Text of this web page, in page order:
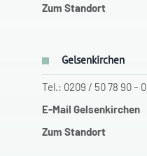
Zum Standort
Gelsenkirchen
Tel.: 0209 / 50 78 90 – 0
E-Mail Gelsenkirchen
Zum Standort